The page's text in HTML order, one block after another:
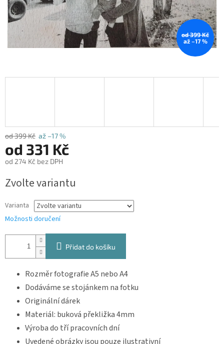
od 399 Kč
až –17 %
od 399 Kč až –17 %
od 331 Kč
od 274 Kč bez DPH
cena:
Zvolte variantu
Varianta
Možnosti doručení
Přidat do košíku
Rozměr fotografie A5 nebo A4
Dodáváme se stojánkem na fotku
Originální dárek
Materiál: buková překližka 4mm
Výroba do tří pracovních dní
Uvedené obrázky jsou pouze ilustrativní